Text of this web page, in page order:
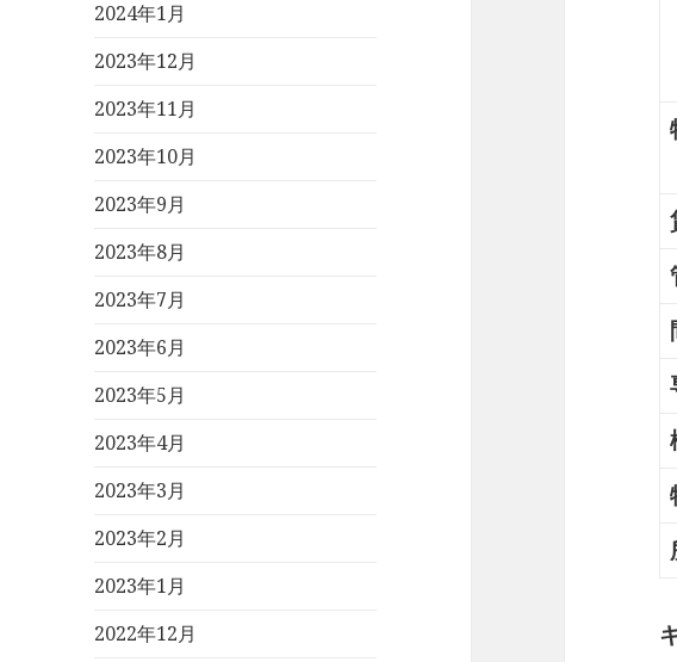
2024年1月
2023年12月
2023年11月
2023年10月
2023年9月
2023年8月
2023年7月
2023年6月
2023年5月
2023年4月
2023年3月
2023年2月
2023年1月
2022年12月